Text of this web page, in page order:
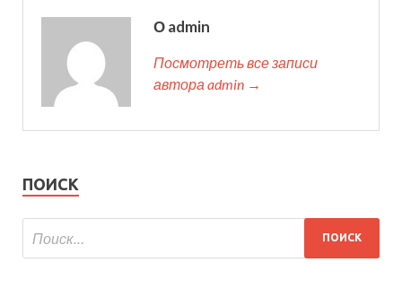
О admin
Посмотреть все записи
автора admin →
ПОИСК